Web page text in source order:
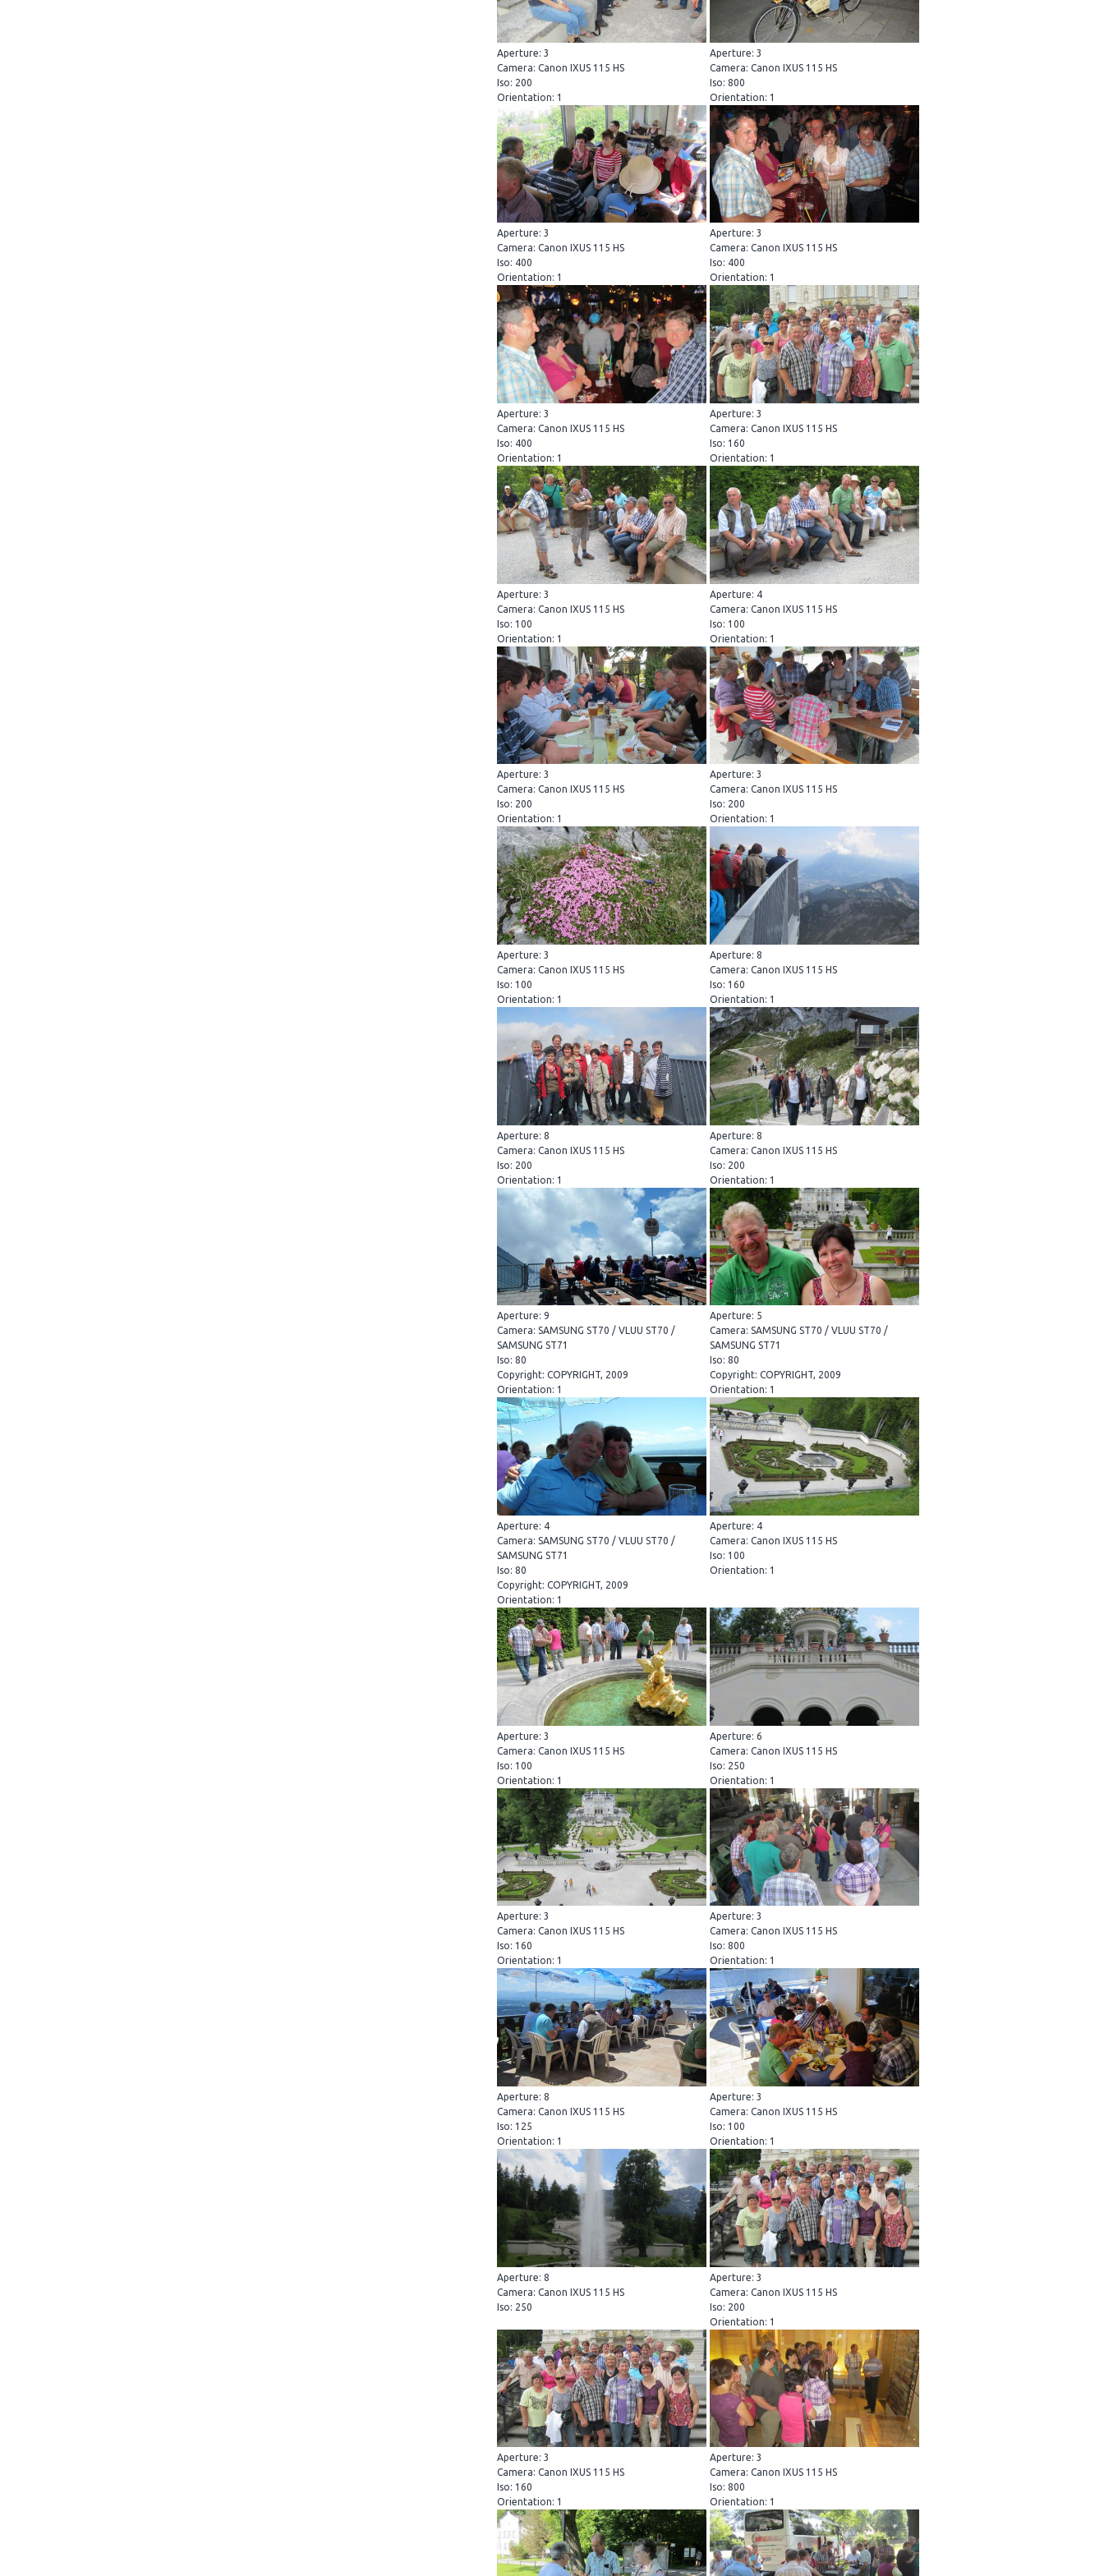
Aperture: 3
Camera: Canon IXUS 115 HS
Iso: 200
Orientation: 1
Aperture: 3
Camera: Canon IXUS 115 HS
Iso: 800
Orientation: 1
Aperture: 3
Camera: Canon IXUS 115 HS
Iso: 400
Orientation: 1
Aperture: 3
Camera: Canon IXUS 115 HS
Iso: 400
Orientation: 1
Aperture: 3
Camera: Canon IXUS 115 HS
Iso: 400
Orientation: 1
Aperture: 3
Camera: Canon IXUS 115 HS
Iso: 160
Orientation: 1
Aperture: 3
Camera: Canon IXUS 115 HS
Iso: 100
Orientation: 1
Aperture: 4
Camera: Canon IXUS 115 HS
Iso: 100
Orientation: 1
Aperture: 3
Camera: Canon IXUS 115 HS
Iso: 200
Orientation: 1
Aperture: 3
Camera: Canon IXUS 115 HS
Iso: 200
Orientation: 1
Aperture: 3
Camera: Canon IXUS 115 HS
Iso: 100
Orientation: 1
Aperture: 8
Camera: Canon IXUS 115 HS
Iso: 160
Orientation: 1
Aperture: 8
Camera: Canon IXUS 115 HS
Iso: 200
Orientation: 1
Aperture: 8
Camera: Canon IXUS 115 HS
Iso: 200
Orientation: 1
Aperture: 9
Camera: SAMSUNG ST70 / VLUU ST70 /
SAMSUNG ST71
Iso: 80
Copyright: COPYRIGHT, 2009
Orientation: 1
Aperture: 5
Camera: SAMSUNG ST70 / VLUU ST70 /
SAMSUNG ST71
Iso: 80
Copyright: COPYRIGHT, 2009
Orientation: 1
Aperture: 4
Camera: SAMSUNG ST70 / VLUU ST70 /
SAMSUNG ST71
Iso: 80
Copyright: COPYRIGHT, 2009
Orientation: 1
Aperture: 4
Camera: Canon IXUS 115 HS
Iso: 100
Orientation: 1
Aperture: 3
Camera: Canon IXUS 115 HS
Iso: 100
Orientation: 1
Aperture: 6
Camera: Canon IXUS 115 HS
Iso: 250
Orientation: 1
Aperture: 3
Camera: Canon IXUS 115 HS
Iso: 160
Orientation: 1
Aperture: 3
Camera: Canon IXUS 115 HS
Iso: 800
Orientation: 1
Aperture: 8
Camera: Canon IXUS 115 HS
Iso: 125
Orientation: 1
Aperture: 3
Camera: Canon IXUS 115 HS
Iso: 100
Orientation: 1
Aperture: 8
Camera: Canon IXUS 115 HS
Iso: 250
Aperture: 3
Camera: Canon IXUS 115 HS
Iso: 200
Orientation: 1
Aperture: 3
Camera: Canon IXUS 115 HS
Iso: 160
Orientation: 1
Aperture: 3
Camera: Canon IXUS 115 HS
Iso: 800
Orientation: 1